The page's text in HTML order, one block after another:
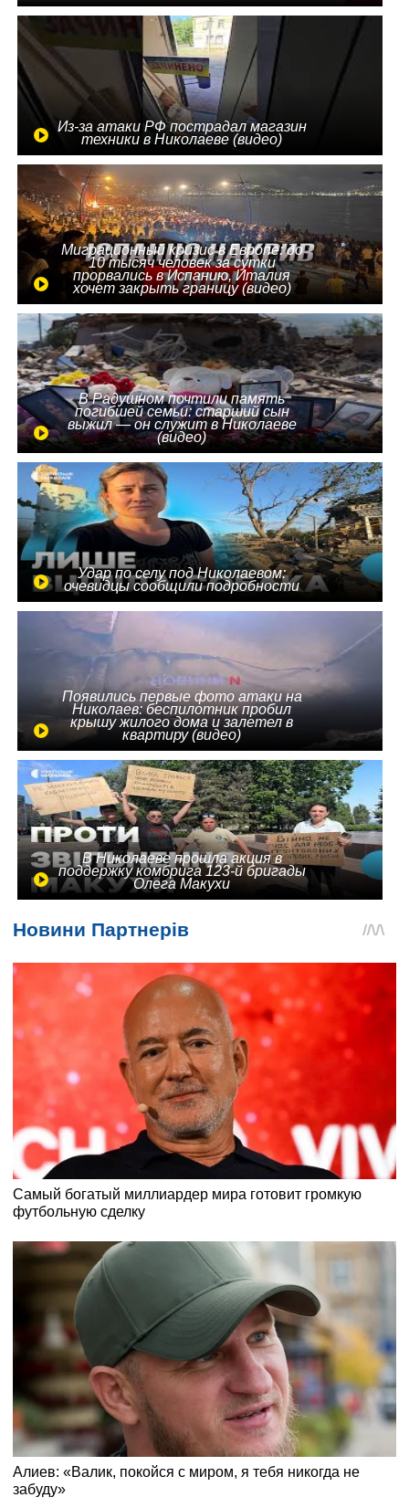
Из-за атаки РФ пострадал магазин
техники в Николаеве (видео)
Миграционный кризис в Европе: до
10 тысяч человек за сутки
прорвались в Испанию, Италия
хочет закрыть границу (видео)
В Радушном почтили память
погибшей семьи: старший сын
выжил — он служит в Николаеве
(видео)
Удар по селу под Николаевом:
очевидцы сообщили подробности
Появились первые фото атаки на
Николаев: беспилотник пробил
крышу жилого дома и залетел в
квартиру (видео)
В Николаеве прошла акция в
поддержку комбрига 123-й бригады
Олега Макухи